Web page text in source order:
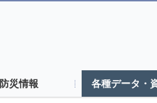
防災情報 各種データ・